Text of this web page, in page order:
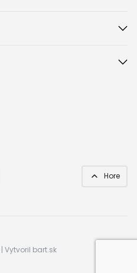
Hore
| Vytvoril bart.sk